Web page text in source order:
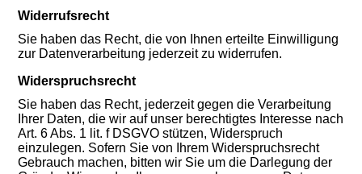
Widerrufsrecht
Sie haben das Recht, die von Ihnen erteilte Einwilligung
zur Datenverarbeitung jederzeit zu widerrufen.
Widerspruchsrecht
Sie haben das Recht, jederzeit gegen die Verarbeitung
Ihrer Daten, die wir auf unser berechtigtes Interesse nach
Art. 6 Abs. 1 lit. f DSGVO stützen, Widerspruch
einzulegen. Sofern Sie von Ihrem Widerspruchsrecht
Gebrauch machen, bitten wir Sie um die Darlegung der